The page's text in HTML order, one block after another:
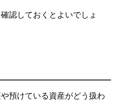
認しておくとよいでしょ
預けている資産がどう扱わ